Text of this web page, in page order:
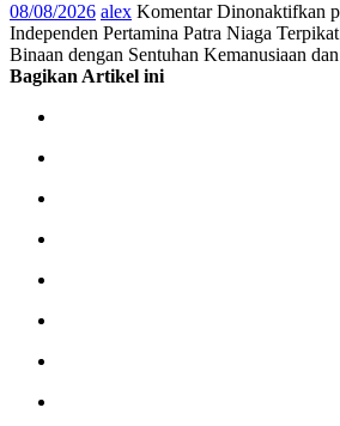
08/08/2026 alex Komentar Dinonaktifkan
Independen Pertamina Patra Niaga
Binaan dengan Sentuhan Kemanusiaan
Bagikan Artikel ini